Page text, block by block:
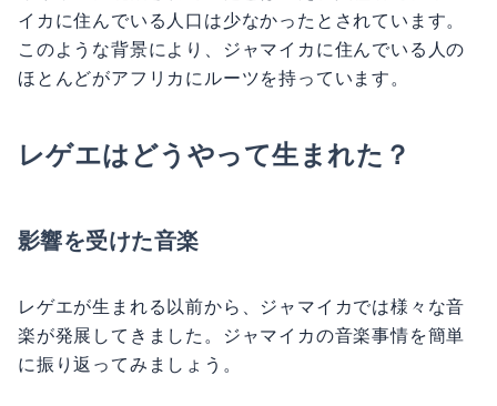
イカに住んでいる人口は少なかったとされています。
このような背景により、ジャマイカに住んでいる人の
ほとんどがアフリカにルーツを持っています。
レゲエはどうやって生まれた？
影響を受けた音楽
レゲエが生まれる以前から、ジャマイカでは様々な音
楽が発展してきました。ジャマイカの音楽事情を簡単
に振り返ってみましょう。